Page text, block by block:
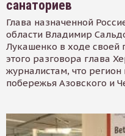
санаториев
Глава назначенной
области Владимир
Лукашенко в ходе своей
этого разговора глава
журналистам, что регион
побережья Азовского и